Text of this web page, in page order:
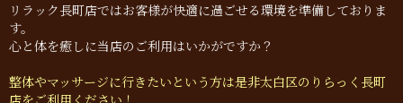
リラック長町店ではお客様が快適に過ごせる環境を準備しておりま
す。
心と体を癒しに当店のご利用はいかがですか？
整体やマッサージに行きたいという方は是非太白区のりらっく長町
店をご利用ください！